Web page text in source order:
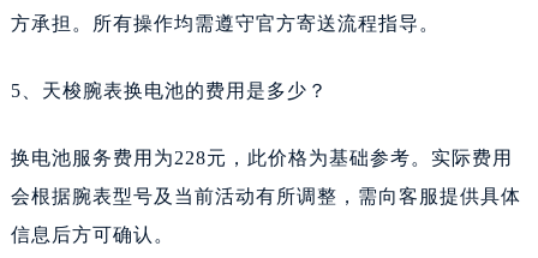
方承担。所有操作均需遵守官方寄送流程指导。
5、天梭腕表换电池的费用是多少？
换电池服务费用为228元，此价格为基础参考。实际费用
会根据腕表型号及当前活动有所调整，需向客服提供具体
信息后方可确认。